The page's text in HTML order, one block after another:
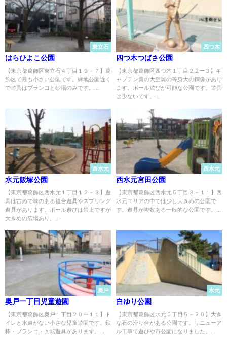
東立石
はらひよこ公園
【東京都葛飾区東立石４丁目１９－７】葛
飾区で最も小さい公園です。緑地公園近く
で遊具はブランコと砂場のみです。...
四つ木
四つ木つばさ公園
【東京都葛飾区四つ木１丁目２２−３】キ
ャプテン翼の大空翼の等身大の銅像があり
ます。ボール遊びが可能な公園です。遊具
は少ないです。...
西水元
水元飯塚公園
【東京都葛飾区西水元１丁目１２－３】遊
具は古めで味のある複合遊具やスプリング
遊具があります。ボール遊びは禁止ですが
大きめの広場あり。...
西水元
西水元宮田公園
【東京都葛飾区西水元５丁目３－１１】西
水元エリアの中では少し大きめの公園で
す。遊具が複数ある一般的な公園です。...
奥戸
奥戸一丁目児童遊園
【東京都葛飾区奥戸１丁目２０ー１１】ト
イレと水道がない小さな児童遊園です。鉄
棒・ブランコ・回転遊具があります。...
水元
白ゆり公園
【東京都葛飾区水元５丁目５－２０】大き
な石の滑り台がある公園です。リニューア
ル工事で遊びや市公園になりました。...